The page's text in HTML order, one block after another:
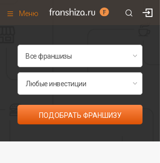
Меню
Франшизы по категориям
Рейтинг франшиз
Все франшизы списком
ПОДОБРАТЬ ФРАНШИЗУ